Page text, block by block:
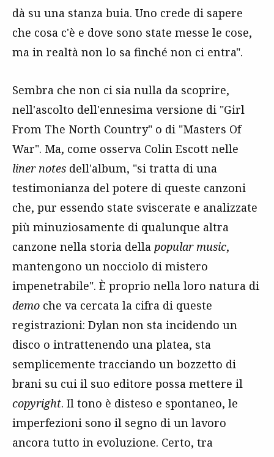
dà su una stanza buia. Uno crede di sapere
che cosa c'è e dove sono state messe le cose,
ma in realtà non lo sa finché non ci entra".
Sembra che non ci sia nulla da scoprire,
nell'ascolto dell'ennesima versione di "Girl
From The North Country" o di "Masters Of
War". Ma, come osserva Colin Escott nelle
liner notes dell'album, "si tratta di una
testimonianza del potere di queste canzoni
che, pur essendo state sviscerate e analizzate
più minuziosamente di qualunque altra
canzone nella storia della popular music,
mantengono un nocciolo di mistero
impenetrabile". È proprio nella loro natura di
demo che va cercata la cifra di queste
registrazioni: Dylan non sta incidendo un
disco o intrattenendo una platea, sta
semplicemente tracciando un bozzetto di
brani su cui il suo editore possa mettere il
copyright. Il tono è disteso e spontaneo, le
imperfezioni sono il segno di un lavoro
ancora tutto in evoluzione. Certo, tra